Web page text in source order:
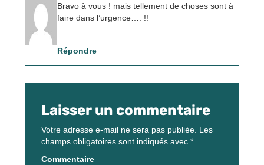
Bravo à vous ! mais tellement de choses sont à
faire dans l’urgence…. !!
Répondre
Laisser un commentaire
Votre adresse e-mail ne sera pas publiée. Les
champs obligatoires sont indiqués avec *
Commentaire